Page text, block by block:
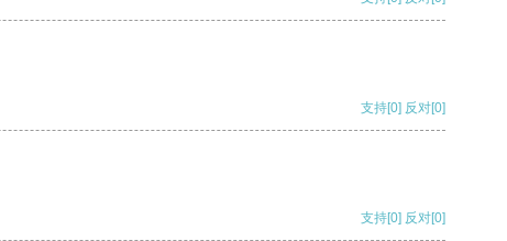
支持[0] 反对[0]
支持[0] 反对[0]